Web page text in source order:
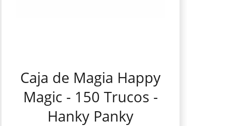
Caja de Magia Happy
Magic - 150 Trucos -
Hanky Panky